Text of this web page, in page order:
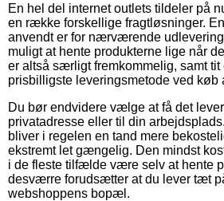
En hel del internet outlets tildeler på
en række forskellige fragtløsninger.
anvendt er for nærværende
muligt at hente produkterne lige når
er altså særligt fremkommelig, samt tit
prisbilligste leveringsmetode ved køb
Du bør endvidere vælge at få det
privatadresse eller til din
bliver i regelen en tand mere
ekstremt let gængelig. Den mindst
i de fleste tilfælde være selv at hente
desværre forudsætter at du lever tæt
webshoppens bopæl.